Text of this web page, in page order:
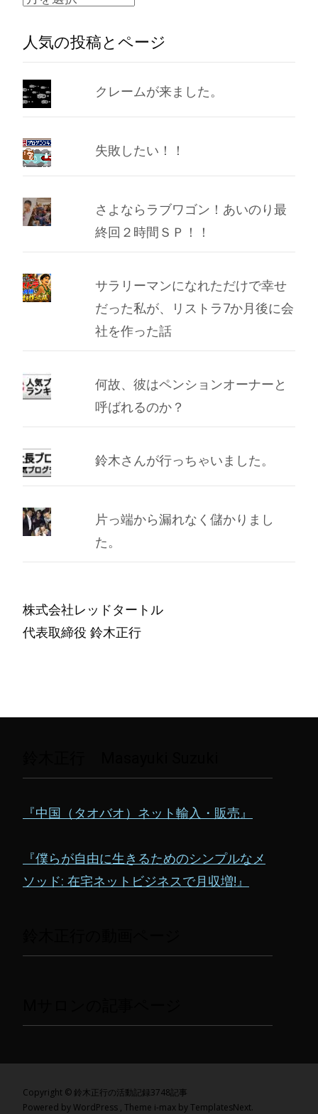
カ
イ
ブ
人気の投稿とページ
クレームが来ました。
失敗したい！！
さよならラブワゴン！あいのり最
終回２時間ＳＰ！！
サラリーマンになれただけで幸せ
だった私が、リストラ7か月後に会
社を作った話
何故、彼はペンションオーナーと
呼ばれるのか？
鈴木さんが行っちゃいました。
片っ端から漏れなく儲かりまし
た。
株式会社レッドタートル
代表取締役 鈴木正行
『中国（タオバオ）ネット輸入・販売』
『僕らが自由に生きるためのシンプルなメ
ソッド: 在宅ネットビジネスで月収増!』
Copyright © 鈴木正行の活動記録3748記事
Powered by WordPress , Theme i-max by TemplatesNext.